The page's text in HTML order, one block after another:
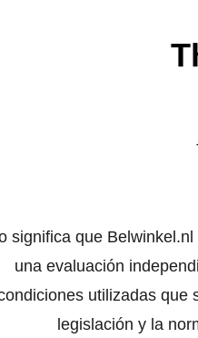
significa que
una evaluación
utilizadas que
legislación y la